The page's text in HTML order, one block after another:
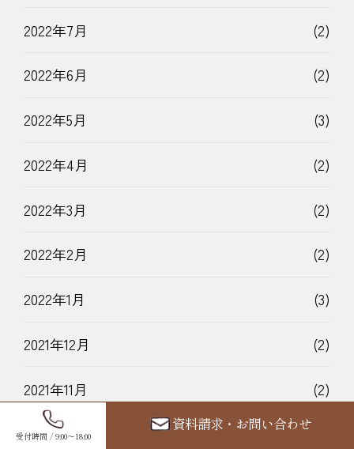
受付時間 / 9:00〜18:00
資料請求・お問い合わせ
2022年7月 (2)
2022年6月 (2)
2022年5月 (3)
2022年4月 (2)
2022年3月 (2)
2022年2月 (2)
2022年1月 (3)
2021年12月 (2)
2021年11月 (2)
2021年10月